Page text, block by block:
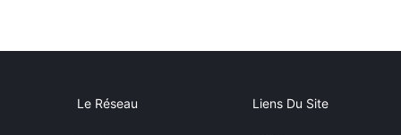
Le Réseau Liens Du Site